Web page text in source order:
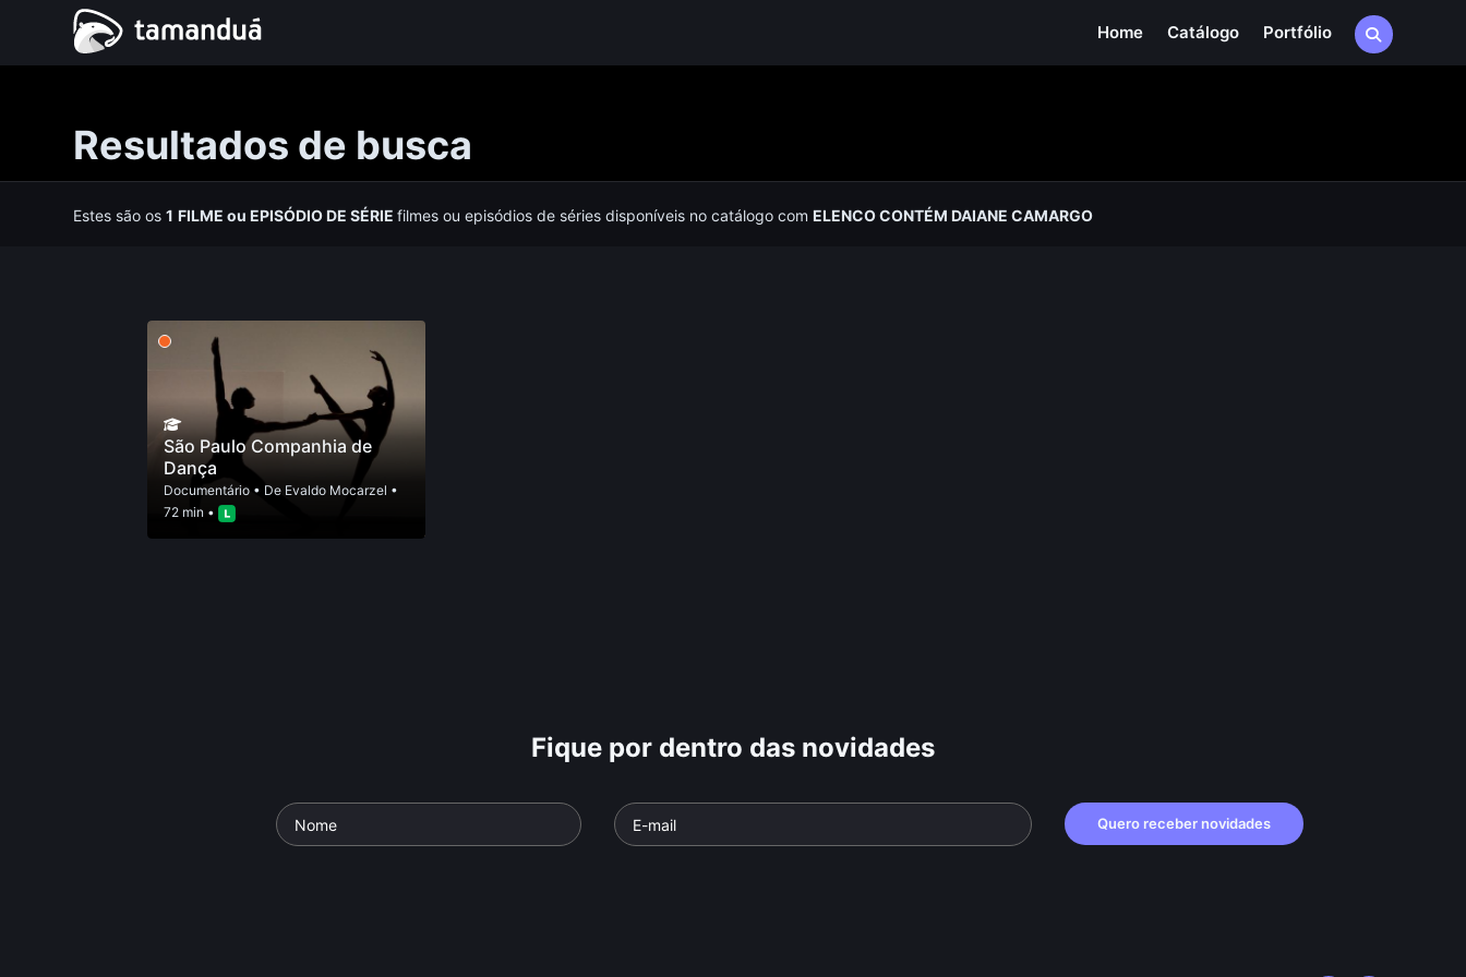
Home Catálogo Portfólio
Resultados de busca
Estes são os1 FILMEou EPISÓDIO DE SÉRIEfilmes ou episódios de séries disponíveis no catálogo comELENCO CONTÉM DAIANE CAMARGO
São Paulo Companhia de
Dança
Documentário• De Evaldo Mocarzel •
72 min •
Fique por dentro das novidades
Quero receber novidades